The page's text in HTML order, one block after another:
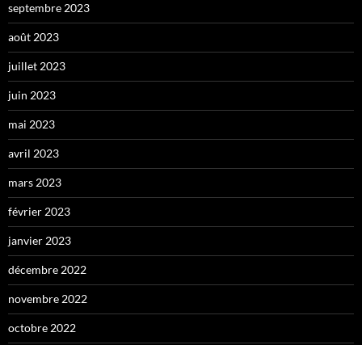
septembre 2023
août 2023
juillet 2023
juin 2023
mai 2023
avril 2023
mars 2023
février 2023
janvier 2023
décembre 2022
novembre 2022
octobre 2022